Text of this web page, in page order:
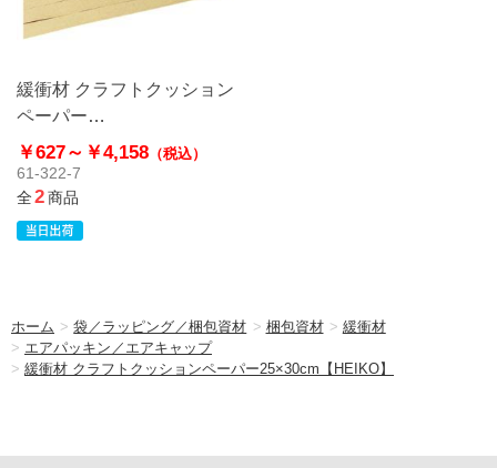
緩衝材 クラフトクッション
ペーパー
25×30cm【HEIKO】
￥627～ ￥4,158 （税込）
61-322-7
全2商品
ホーム >袋／ラッピング／梱包資材 > 梱包資材 > 緩衝材
> エアパッキン／エアキャップ
> 緩衝材 クラフトクッションペーパー25×30cm【HEIKO】